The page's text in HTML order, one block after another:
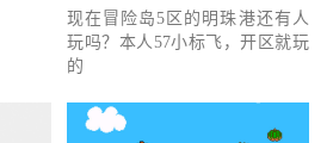
现在冒险岛5区的明珠港还有人
玩吗？本人57小标飞，开区就玩
的